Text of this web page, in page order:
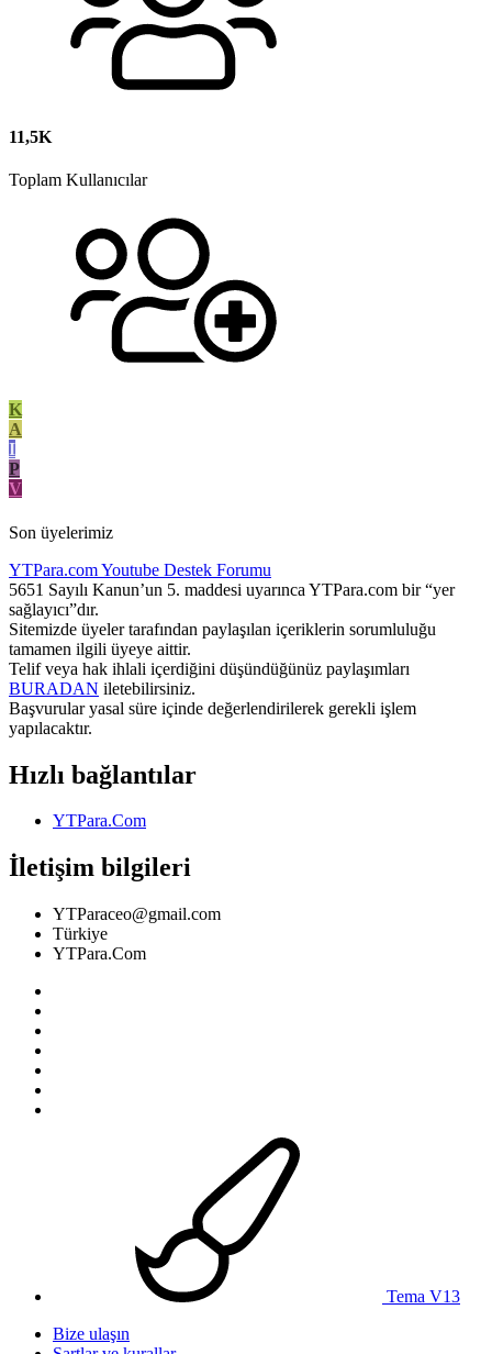
11,5K
Toplam Kullanıcılar
K
A
I
P
V
Son üyelerimiz
YTPara.comYoutube Destek Forumu
5651 Sayılı Kanun’un 5. maddesi uyarınca YTPara.com bir “yer
sağlayıcı”dır.
Sitemizde üyeler tarafından paylaşılan içeriklerin sorumluluğu
tamamen ilgili üyeye aittir.
Telif veya hak ihlali içerdiğini düşündüğünüz paylaşımları
BURADAN iletebilirsiniz.
Başvurular yasal süre içinde değerlendirilerek gerekli işlem
yapılacaktır.
Hızlı bağlantılar
YTPara.Com
İletişim bilgileri
YTParaceo@gmail.com
Türkiye
YTPara.Com
Tema V13
Bize ulaşın